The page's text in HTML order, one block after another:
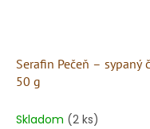
Serafin Pečeň – sypaný
50 g
Skladom (2 ks)